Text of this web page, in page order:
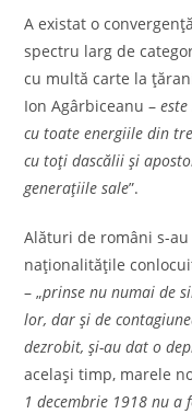
A existat o
spectru larg de
cu multă carte la
Ion Agârbiceanu –
cu toate energiile din
cu toţi dascălii şi
generaţiile sale”.
Alături de români s-
naţionalităţile
– „prinse nu numai de
lor, dar şi de
dezrobit, şi-au dat o
același timp, marele
1 decembrie 1918 nu